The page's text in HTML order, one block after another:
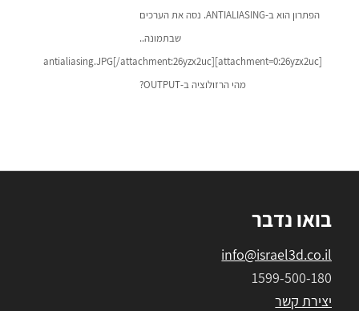
הפתרון הוא ב-ANTIALIASING. נסה את הערכים
שבתמונה..
[attachment=0:26yzx2uc]antialiasing.JPG[/attachment:26yzx2uc]
מהי הרזולוציה ב-OUTPUT?
בואו נדבר
info@israel3d.co.il
1599-500-180
יצירת קשר